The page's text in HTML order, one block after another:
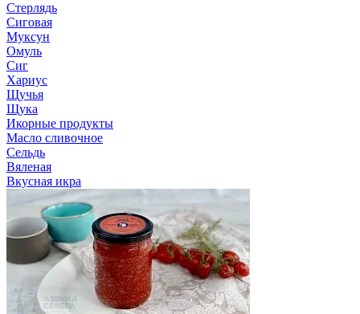
Стерлядь
Сиговая
Муксун
Омуль
Сиг
Хариус
Щучья
Щука
Икорные продукты
Масло сливочное
Сельдь
Вяленая
Вкусная икра